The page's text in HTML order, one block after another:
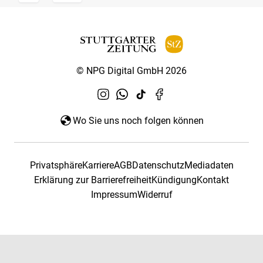
© NPG Digital GmbH 2026
Wo Sie uns noch folgen können
PrivatsphäreKarriereAGBDatenschutzMediadaten
Erklärung zur BarrierefreiheitKündigungKontakt
ImpressumWiderruf